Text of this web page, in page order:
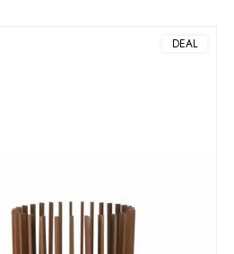
DEAL